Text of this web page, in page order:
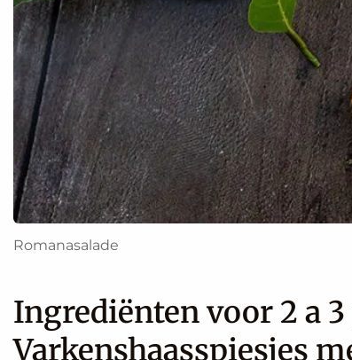
Romanasalade
Ingrediënten voor 2 a
Varkenshaasspiesjes